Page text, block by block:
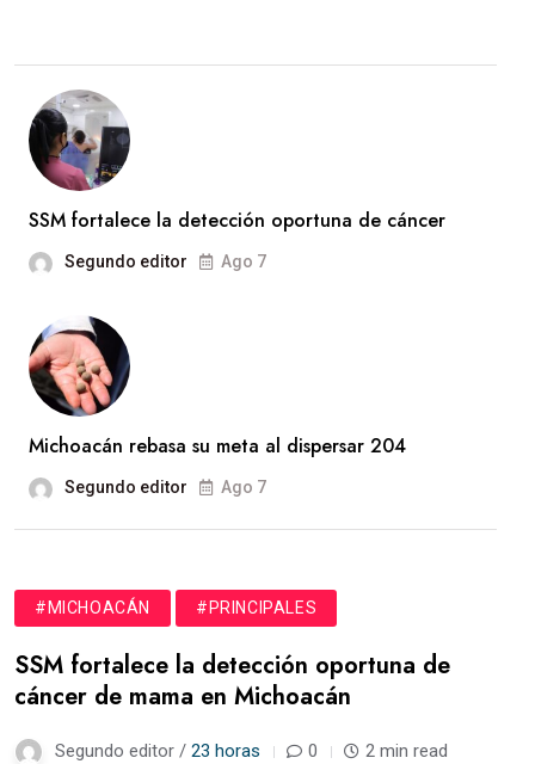
SSM fortalece la detección oportuna de cáncer
Segundo editor Ago 7
Michoacán rebasa su meta al dispersar 204
Segundo editor Ago 7
#MICHOACÁN #PRINCIPALES
SSM fortalece la detección oportuna de
cáncer de mama en Michoacán
Segundo editor / 23 horas 0 2 min read